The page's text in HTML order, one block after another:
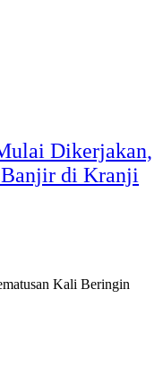
Dikerjakan,
Banjir di Kranji
Kali Beringin